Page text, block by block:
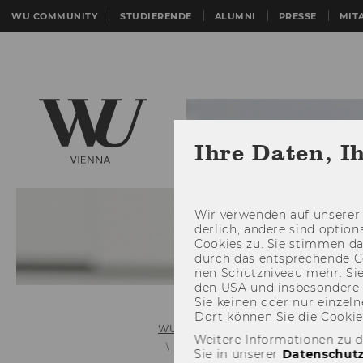
WU COMMUNITY STUDIERENDE ALUMNI PRESSE
WU (Wirtschaftsuniversität Wien)
T - 12 Entries
Time
Ihre Daten,
Wir ver­wen­den auf
der­lich, an­de­re sind
Coo­kies zu. Sie stim­men
durch das ent­spre­chen­de
nen Schutz­ni­veau mehr.
den USA und
Sie kei­nen oder nur
Dort kön­nen Sie die
Weitere Informationen zu
Sie in unserer